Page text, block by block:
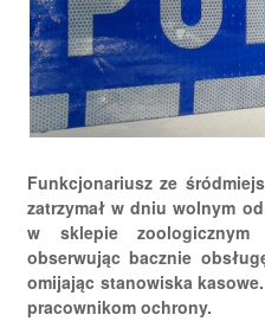
Funkcjonariusz ze
zatrzymał w dniu wolnym
w sklepie zoologicznym
obserwując bacznie
omijając stanowiska
pracownikom ochrony.